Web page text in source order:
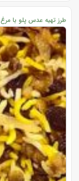
طرز تهیه عدس پلو با مرغ